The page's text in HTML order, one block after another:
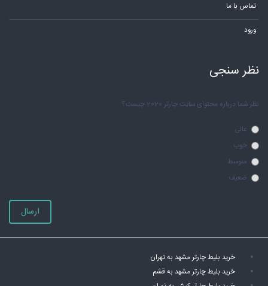
تماس با ما
ورود
نظر سنجی
نظر شما درباره محتوای سایت چارتر 2020 چیست؟
عالی
خوب
متوسط
ضعیف
ارسال
خرید بلیط چارتر مشهد به تهران
خرید بلیط چارتر مشهد به قشم